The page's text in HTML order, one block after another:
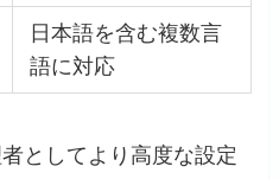
日本語を含む複数言
語に対応
としてより高度な設定